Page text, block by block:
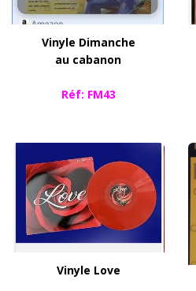
Vinyle Dimanche
au cabanon
​Réf: FM43
​Vinyle Love